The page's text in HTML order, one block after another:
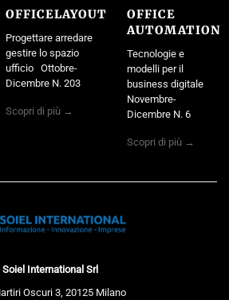
OFFICELAYOUT
Progettare arredare
gestire lo spazio
ufficio Ottobre-
Dicembre N. 203
Scopri di più →
OFFICE
AUTOMATION
Tecnologie e
modelli per il
business digitale
Novembre-
Dicembre N. 6
Scopri di più →
Soiel International Srl
Oscuri 3, 20125 Milano